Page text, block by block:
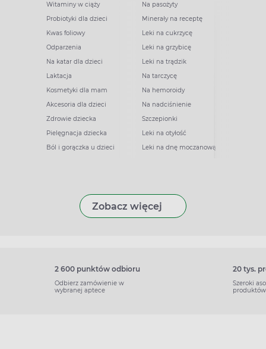
Witaminy w ciąży
Probiotyki dla dzieci
Kwas foliowy
Odparzenia
Na katar dla dzieci
Laktacja
Kosmetyki dla mam
Akcesoria dla dzieci
Zdrowie dziecka
Pielęgnacja dziecka
Ból i gorączka u dzieci
Na pasożyty
Minerały na receptę
Leki na cukrzycę
Leki na grzybicę
Leki na trądzik
Na tarczycę
Na hemoroidy
Na nadciśnienie
Szczepionki
Leki na otyłość
Leki na dnę moczanową
Zobacz więcej
2 600 punktów odbioru
Odbierz zamówienie w
wybranej aptece
20 tys.
Szeroki
produktów